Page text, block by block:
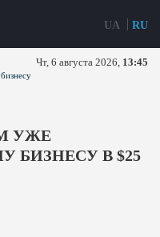
UA RU
Чт, 6 августа 2026, 13:45
УЖЕ
В $25